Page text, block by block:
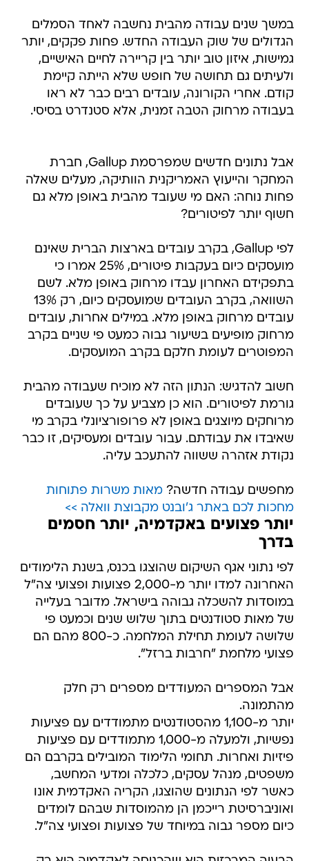
במשך שנים עבודה מהבית נחשבה לאחד הסמלים
הגדולים של שוק העבודה החדש. פחות פקקים, יותר
גמישות, איזון טוב יותר בין קריירה לחיים האישיים,
ולעיתים גם תחושה של חופש שלא הייתה קיימת
קודם. אחרי הקורונה, עובדים רבים כבר לא ראו
בעבודה מרחוק הטבה זמנית, אלא סטנדרט בסיסי.
אבל נתונים חדשים שמפרסמת Gallup, חברת
המחקר והייעוץ האמריקנית הוותיקה, מעלים שאלה
פחות נוחה: האם מי שעובד מהבית באופן מלא גם
חשוף יותר לפיטורים?
לפי Gallup, בקרב עובדים בארצות הברית שאינם
מועסקים כיום בעקבות פיטורים, 25% אמרו כי
בתפקידם האחרון עבדו מרחוק באופן מלא. לשם
השוואה, בקרב העובדים שמועסקים כיום, רק 13%
עובדים מרחוק באופן מלא. במילים אחרות, עובדים
מרחוק מופיעים בשיעור גבוה כמעט פי שניים בקרב
המפוטרים לעומת חלקם בקרב המועסקים.
חשוב להדגיש: הנתון הזה לא מוכיח שעבודה מהבית
גורמת לפיטורים. הוא כן מצביע על כך שעובדים
מרוחקים מיוצגים באופן לא פרופורציונלי בקרב מי
שאיבדו את עבודתם. עבור עובדים ומעסיקים, זו כבר
נקודת אזהרה ששווה להתעכב עליה.
מחפשים עבודה חדשה?מאות משרות פתוחות
מחכות לכם באתר ג'ובנט מקבוצת וואלה >>
יותר פצועים באקדמיה, יותר חסמים
בדרך
לפי נתוני אגף השיקום שהוצגו בכנס, בשנת הלימודים
האחרונה למדו יותר מ-2,000 פצועות ופצועי צה"ל
במוסדות להשכלה גבוהה בישראל. מדובר בעלייה
של מאות סטודנטים בתוך שלוש שנים וכמעט פי
שלושה לעומת תחילת המלחמה. כ-800 מהם הם
פצועי מלחמת "חרבות ברזל".
אבל המספרים המעודדים מספרים רק חלק
מהתמונה.
יותר מ-1,100 מהסטודנטים מתמודדים עם פציעות
נפשיות, ולמעלה מ-1,000 מתמודדים עם פציעות
פיזיות ואחרות. תחומי הלימוד המובילים בקרבם הם
משפטים, מנהל עסקים, כלכלה ומדעי המחשב,
כאשר לפי הנתונים שהוצגו, הקריה האקדמית אונו
ואוניברסיטת רייכמן הן מהמוסדות שבהם לומדים
כיום מספר גבוה במיוחד של פצועות ופצועי צה"ל.